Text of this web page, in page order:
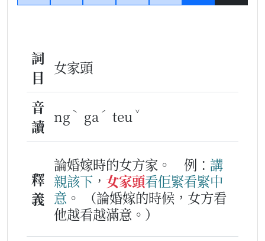
詞
目
女家頭
音
讀
ng ˋ ga ˊ teu ˇ
釋
義
論婚嫁時的女方家。 例： 講
親該下 ， 女家頭看佢緊看緊中
意 。
（論婚嫁的時候，女方看
他越看越滿意。）